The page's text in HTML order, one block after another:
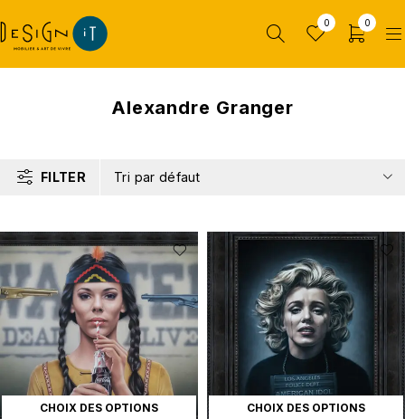
0 0
Alexandre Granger
FILTER Tri par défaut
CHOIX DES OPTIONS CHOIX DES OPTIONS